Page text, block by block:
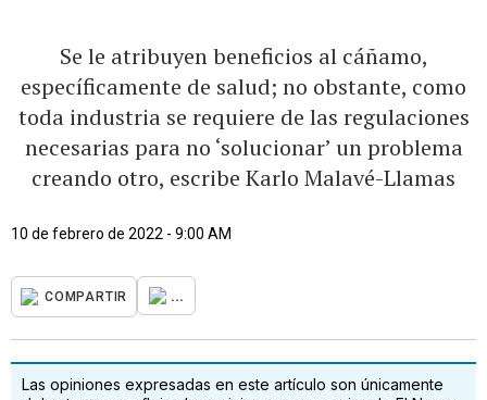
Se le atribuyen beneficios al cáñamo,
específicamente de salud; no obstante, como
toda industria se requiere de las regulaciones
necesarias para no ‘solucionar’ un problema
creando otro, escribe Karlo Malavé-Llamas
10 de febrero de 2022 - 9:00 AM
COMPARTIR ...
Las opiniones expresadas en este artículo son únicamente